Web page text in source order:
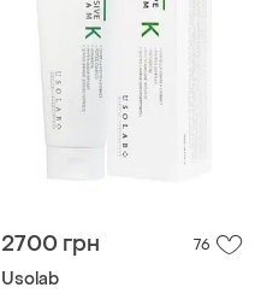
2700 грн 76
Usolab